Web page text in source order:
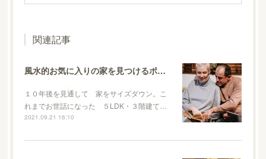
関連記事
風水的お気に入りの家を見つけるポイント
１０年後を見通して 家をサイズダウン。こ
れまでお世話になった ５LDK・３階建て…
2021.09.21 16:10